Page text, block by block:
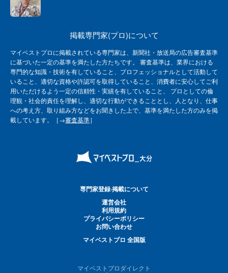
掲載専門家(プロ)について
マイベストプロに掲載されている専門家は、新聞社・放送局の広告審査基準
に基づいた一定の基準を満たした方たちです。 審査基準は、業界における
専門的な知識・技術を有していること、プロフェッショナルとして活動して
いること、適切な資格や許認可を取得していること、消費者に安心してご利
用いただけるよう一定の信頼性・実績を有していること、 プロとしての倫
理観・社会的責任を理解し、適切な行動ができることとし、人となり、仕事
への考え方、取り組み方などをお聞きした上で、基準を満たした方のみを掲
載しています。［→審査基準］
専門家登録·掲載について
運営会社
利用規約
プライバシーポリシー
お問い合わせ
マイベストプロ 全国版
マイベストプロダイレクト